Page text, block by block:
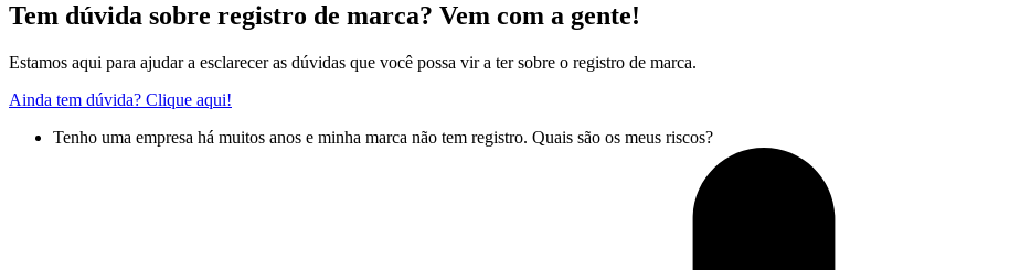
Tem dúvida sobre registro de marca? Vem com a gente!
Estamos aqui para ajudar a esclarecer as dúvidas que você possa vir a ter sobre o registro de marca.
Ainda tem dúvida? Clique aqui!
Tenho uma empresa há muitos anos e minha marca não tem registro. Quais são os meus riscos?